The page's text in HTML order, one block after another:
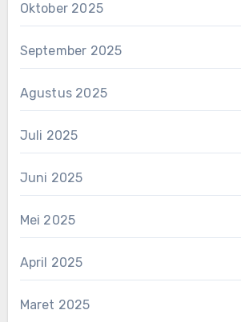
Oktober 2025
September 2025
Agustus 2025
Juli 2025
Juni 2025
Mei 2025
April 2025
Maret 2025